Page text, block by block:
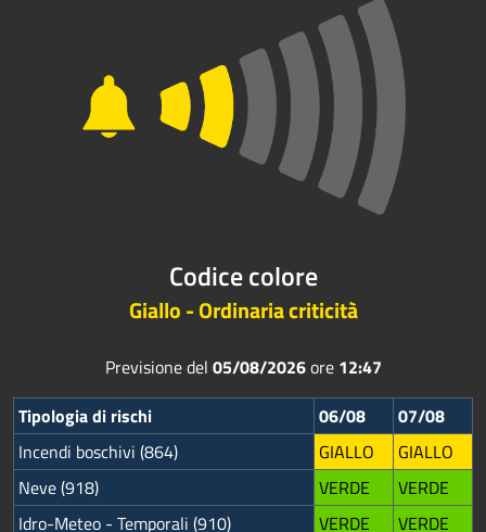
Codice colore
Giallo - Ordinaria criticità
Previsione del 05/08/2026ore 12:47
Tipologia di rischi
06/08
07/08
Incendi boschivi (864)
GIALLO
GIALLO
Neve (918)
VERDE
VERDE
Idro-Meteo - Temporali (910)
VERDE VERDE